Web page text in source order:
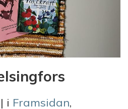
| i Framsidan,